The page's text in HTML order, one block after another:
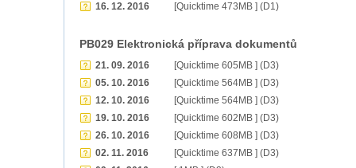
16. 12. 2016
[Quicktime 473MB ] (D1)
PB029 Elektronická příprava dokumentů
21. 09. 2016
[Quicktime 605MB ] (D3)
05. 10. 2016
[Quicktime 564MB ] (D3)
12. 10. 2016
[Quicktime 564MB ] (D3)
19. 10. 2016
[Quicktime 602MB ] (D3)
26. 10. 2016
[Quicktime 608MB ] (D3)
02. 11. 2016
[Quicktime 637MB ] (D3)